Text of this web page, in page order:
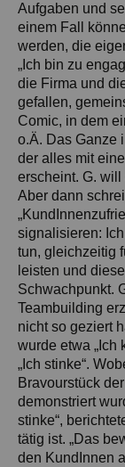
Aufgaben und
einem Fall
werden, die
„Ich bin zu
die Firma und
gefallen,
Comic, in dem
o.Ä. Das Ganze
der alles mit
erscheint. G.
Aber dann
signalisieren:
tun, gleichzeitig
leisten und
Schwachpunkt.
Teambuilding
nicht so geziert
wurde etwa „Ich
„Ich stinke“.
Bravourstück
demonstriert
stinke“,
tätig ist. „Das
den KundInnen